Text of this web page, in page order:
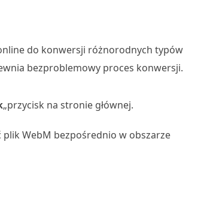
do konwersji różnorodnych typów
bezproblemowy proces konwersji.
„przycisk na stronie głównej.
plik WebM bezpośrednio w obszarze